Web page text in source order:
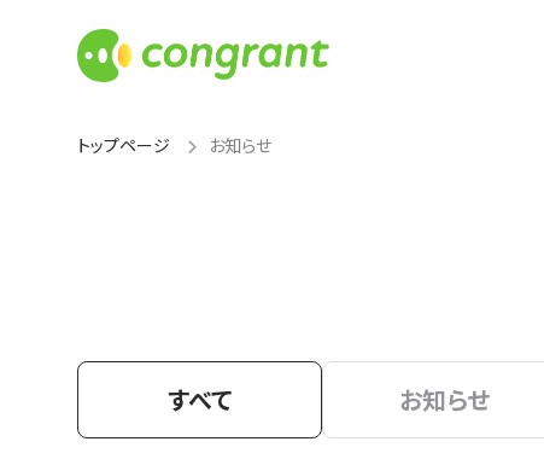
トップページ お知らせ
すべて お知らせ